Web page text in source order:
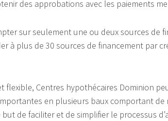
des approbations avec les paiements
sur seulement une ou deux sources de
à plus de 30 sources de financement par
flexible, Centres hypothécaires Dominion
en plusieurs baux comportant de
de faciliter et de simplifier le processus